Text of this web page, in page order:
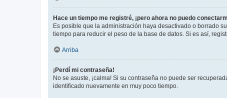
Hace un tiempo me registré, ¡pero ahora no puedo
Es posible que la administración haya desactivado o borrado
tiempo para reducir el peso de la base de datos. Si es así,
Arriba
¡Perdí mi contraseña!
No se asuste, ¡calma! Si su contraseña no puede ser
identificado nuevamente en muy poco tiempo.